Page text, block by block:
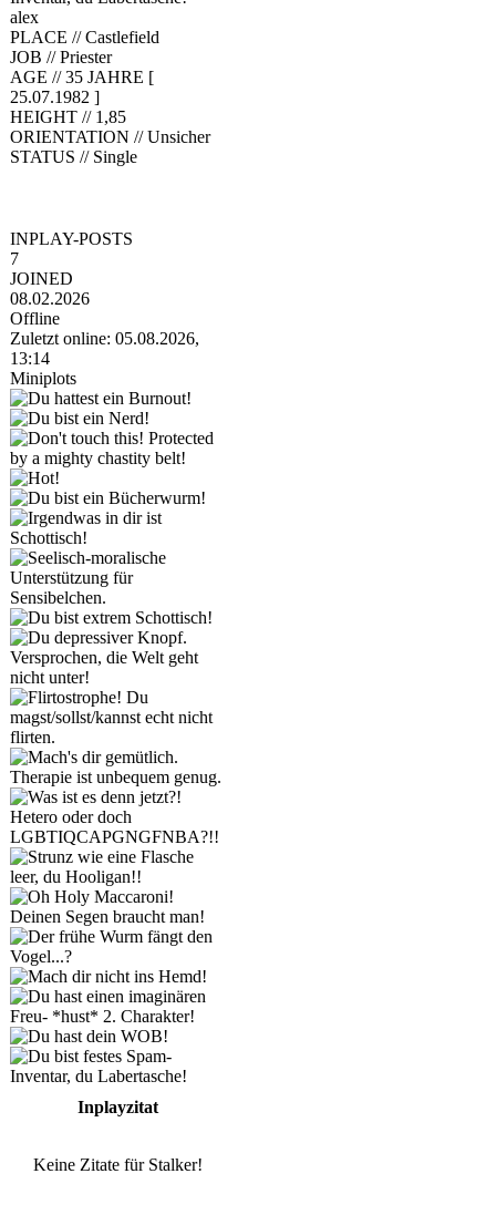
alex
PLACE //Castlefield
JOB //Priester
AGE //35 JAHRE [
25.07.1982 ]
HEIGHT //1,85
ORIENTATION //Unsicher
STATUS // Single
INPLAY-POSTS
7
JOINED
08.02.2026
Offline
Zuletzt online: 05.08.2026,
13:14
Miniplots
Inplayzitat
Keine Zitate für Stalker!